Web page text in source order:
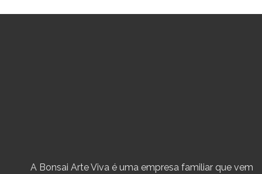
A Bonsai Arte Viva é uma empresa familiar que vem